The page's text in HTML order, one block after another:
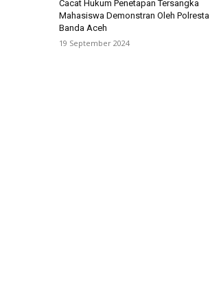
Cacat Hukum Penetapan Tersangka
Mahasiswa Demonstran Oleh Polresta
Banda Aceh
19 September 2024